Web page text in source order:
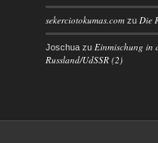
sekerciotokumas.com zu Die
Joschua zu Einmischung in
Russland/UdSSR (2)